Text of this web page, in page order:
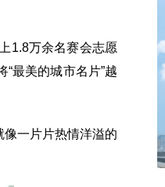
1.8万余名赛会志愿
最美的城市名片”越
一片片热情洋溢的